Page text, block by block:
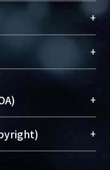
永久珍藏及向國際
能量，圖書館整合
）不同功能平
。期能整合研
術產出、推廣研究
researcher
integrates the
with “Academic
+
(Social
+
+
訊取用性的社會運
研究著作公開供使
+